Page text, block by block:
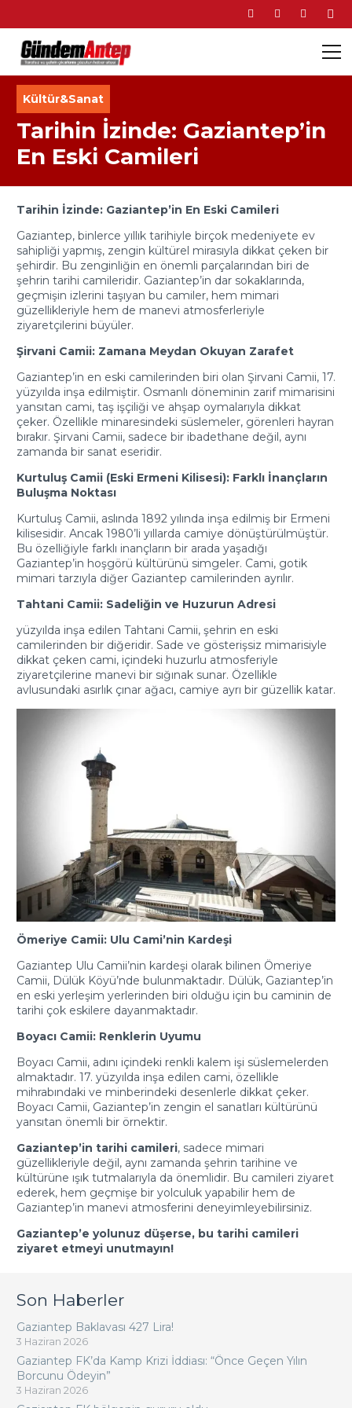
Kültür&Sanat
Tarihin İzinde: Gaziantep’in
En Eski Camileri
Tarihin İzinde: Gaziantep’in En Eski Camileri
Gaziantep, binlerce yıllık tarihiyle birçok medeniyete ev
sahipliği yapmış, zengin kültürel mirasıyla dikkat çeken bir
şehirdir. Bu zenginliğin en önemli parçalarından biri de
şehrin tarihi camileridir. Gaziantep’in dar sokaklarında,
geçmişin izlerini taşıyan bu camiler, hem mimari
güzellikleriyle hem de manevi atmosferleriyle
ziyaretçilerini büyüler.
Şirvani Camii: Zamana Meydan Okuyan Zarafet
Gaziantep’in en eski camilerinden biri olan Şirvani Camii, 17.
yüzyılda inşa edilmiştir. Osmanlı döneminin zarif mimarisini
yansıtan cami, taş işçiliği ve ahşap oymalarıyla dikkat
çeker. Özellikle minaresindeki süslemeler, görenleri hayran
bırakır. Şirvani Camii, sadece bir ibadethane değil, aynı
zamanda bir sanat eseridir.
Kurtuluş Camii (Eski Ermeni Kilisesi): Farklı İnançların
Buluşma Noktası
Kurtuluş Camii, aslında 1892 yılında inşa edilmiş bir Ermeni
kilisesidir. Ancak 1980’li yıllarda camiye dönüştürülmüştür.
Bu özelliğiyle farklı inançların bir arada yaşadığı
Gaziantep’in hoşgörü kültürünü simgeler. Cami, gotik
mimari tarzıyla diğer Gaziantep camilerinden ayrılır.
Tahtani Camii: Sadeliğin ve Huzurun Adresi
yüzyılda inşa edilen Tahtani Camii, şehrin en eski
camilerinden bir diğeridir. Sade ve gösterişsiz mimarisiyle
dikkat çeken cami, içindeki huzurlu atmosferiyle
ziyaretçilerine manevi bir sığınak sunar. Özellikle
avlusundaki asırlık çınar ağacı, camiye ayrı bir güzellik katar.
Ömeriye Camii: Ulu Cami’nin Kardeşi
Gaziantep Ulu Camii’nin kardeşi olarak bilinen Ömeriye
Camii, Dülük Köyü’nde bulunmaktadır. Dülük, Gaziantep’in
en eski yerleşim yerlerinden biri olduğu için bu caminin de
tarihi çok eskilere dayanmaktadır.
Boyacı Camii: Renklerin Uyumu
Boyacı Camii, adını içindeki renkli kalem işi süslemelerden
almaktadır. 17. yüzyılda inşa edilen cami, özellikle
mihrabındaki ve minberindeki desenlerle dikkat çeker.
Boyacı Camii, Gaziantep’in zengin el sanatları kültürünü
yansıtan önemli bir örnektir.
Gaziantep’in tarihi camileri, sadece mimari
güzellikleriyle değil, aynı zamanda şehrin tarihine ve
kültürüne ışık tutmalarıyla da önemlidir. Bu camileri ziyaret
ederek, hem geçmişe bir yolculuk yapabilir hem de
Gaziantep’in manevi atmosferini deneyimleyebilirsiniz.
Gaziantep’e yolunuz düşerse, bu tarihi camileri
ziyaret etmeyi unutmayın!
Son Haberler
Gaziantep Baklavası 427 Lira!
3 Haziran 2026
Gaziantep FK’da Kamp Krizi İddiası: “Önce Geçen Yılın
Borcunu Ödeyin”
3 Haziran 2026